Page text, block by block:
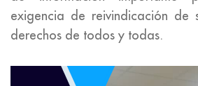
exigencia de reivindicación de
derechos de todos y todas.